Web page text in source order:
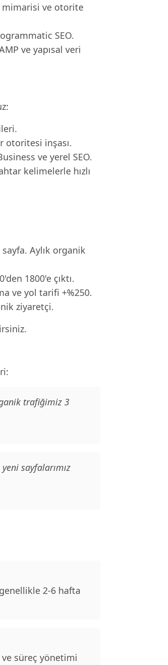
ve otorite
SEO.
ve yapısal veri
otoritesi inşası.
ve yerel SEO.
kelimelerle hızlı
Aylık organik
1800'e çıktı.
ve yol tarifi +%250.
ziyaretçi.
trafiğimiz 3
sayfalarımız
2-6 hafta
süreç yönetimi